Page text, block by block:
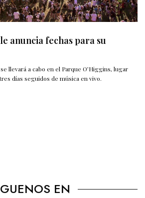
anuncia fechas para su
llevará a cabo en el Parque O’Higgins, lugar
días seguidos de música en vivo.
EN